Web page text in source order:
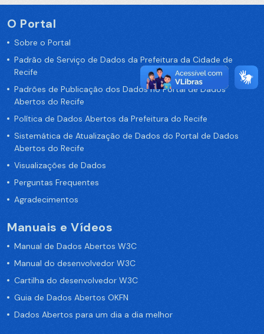
O Portal
Sobre o Portal
Padrão de Serviço de Dados da Prefeitura da Cidade de
Recife
Padrões de Publicação dos Dados no Portal de Dados
Abertos do Recife
Política de Dados Abertos da Prefeitura do Recife
Sistemática de Atualização de Dados do Portal de Dados
Abertos do Recife
Visualizações de Dados
Perguntas Frequentes
Agradecimentos
Manuais e Vídeos
Manual de Dados Abertos W3C
Manual do desenvolvedor W3C
Cartilha do desenvolvedor W3C
Guia de Dados Abertos OKFN
Dados Abertos para um dia a dia melhor